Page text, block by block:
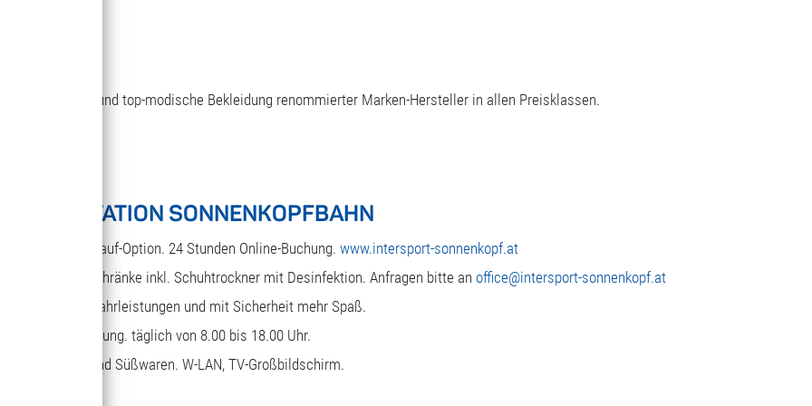
funktionelle und top-modische Bekleidung renommierter Marken-Hersteller in allen Preisklassen.
TALSTATION SONNENKOPFBAHN
mit Kauf-Option. 24 Stunden Online-Buchung. www.intersport-sonnenkopf.at
Schränke inkl. Schuhtrockner mit Desinfektion. Anfragen bitte an office@intersport-sonnenkopf.at
setzt. Beste Fahrleistungen und mit Sicherheit mehr Spaß.
Beratung. täglich von 8.00 bis 18.00 Uhr.
, Getränken und Süßwaren. W-LAN, TV-Großbildschirm.